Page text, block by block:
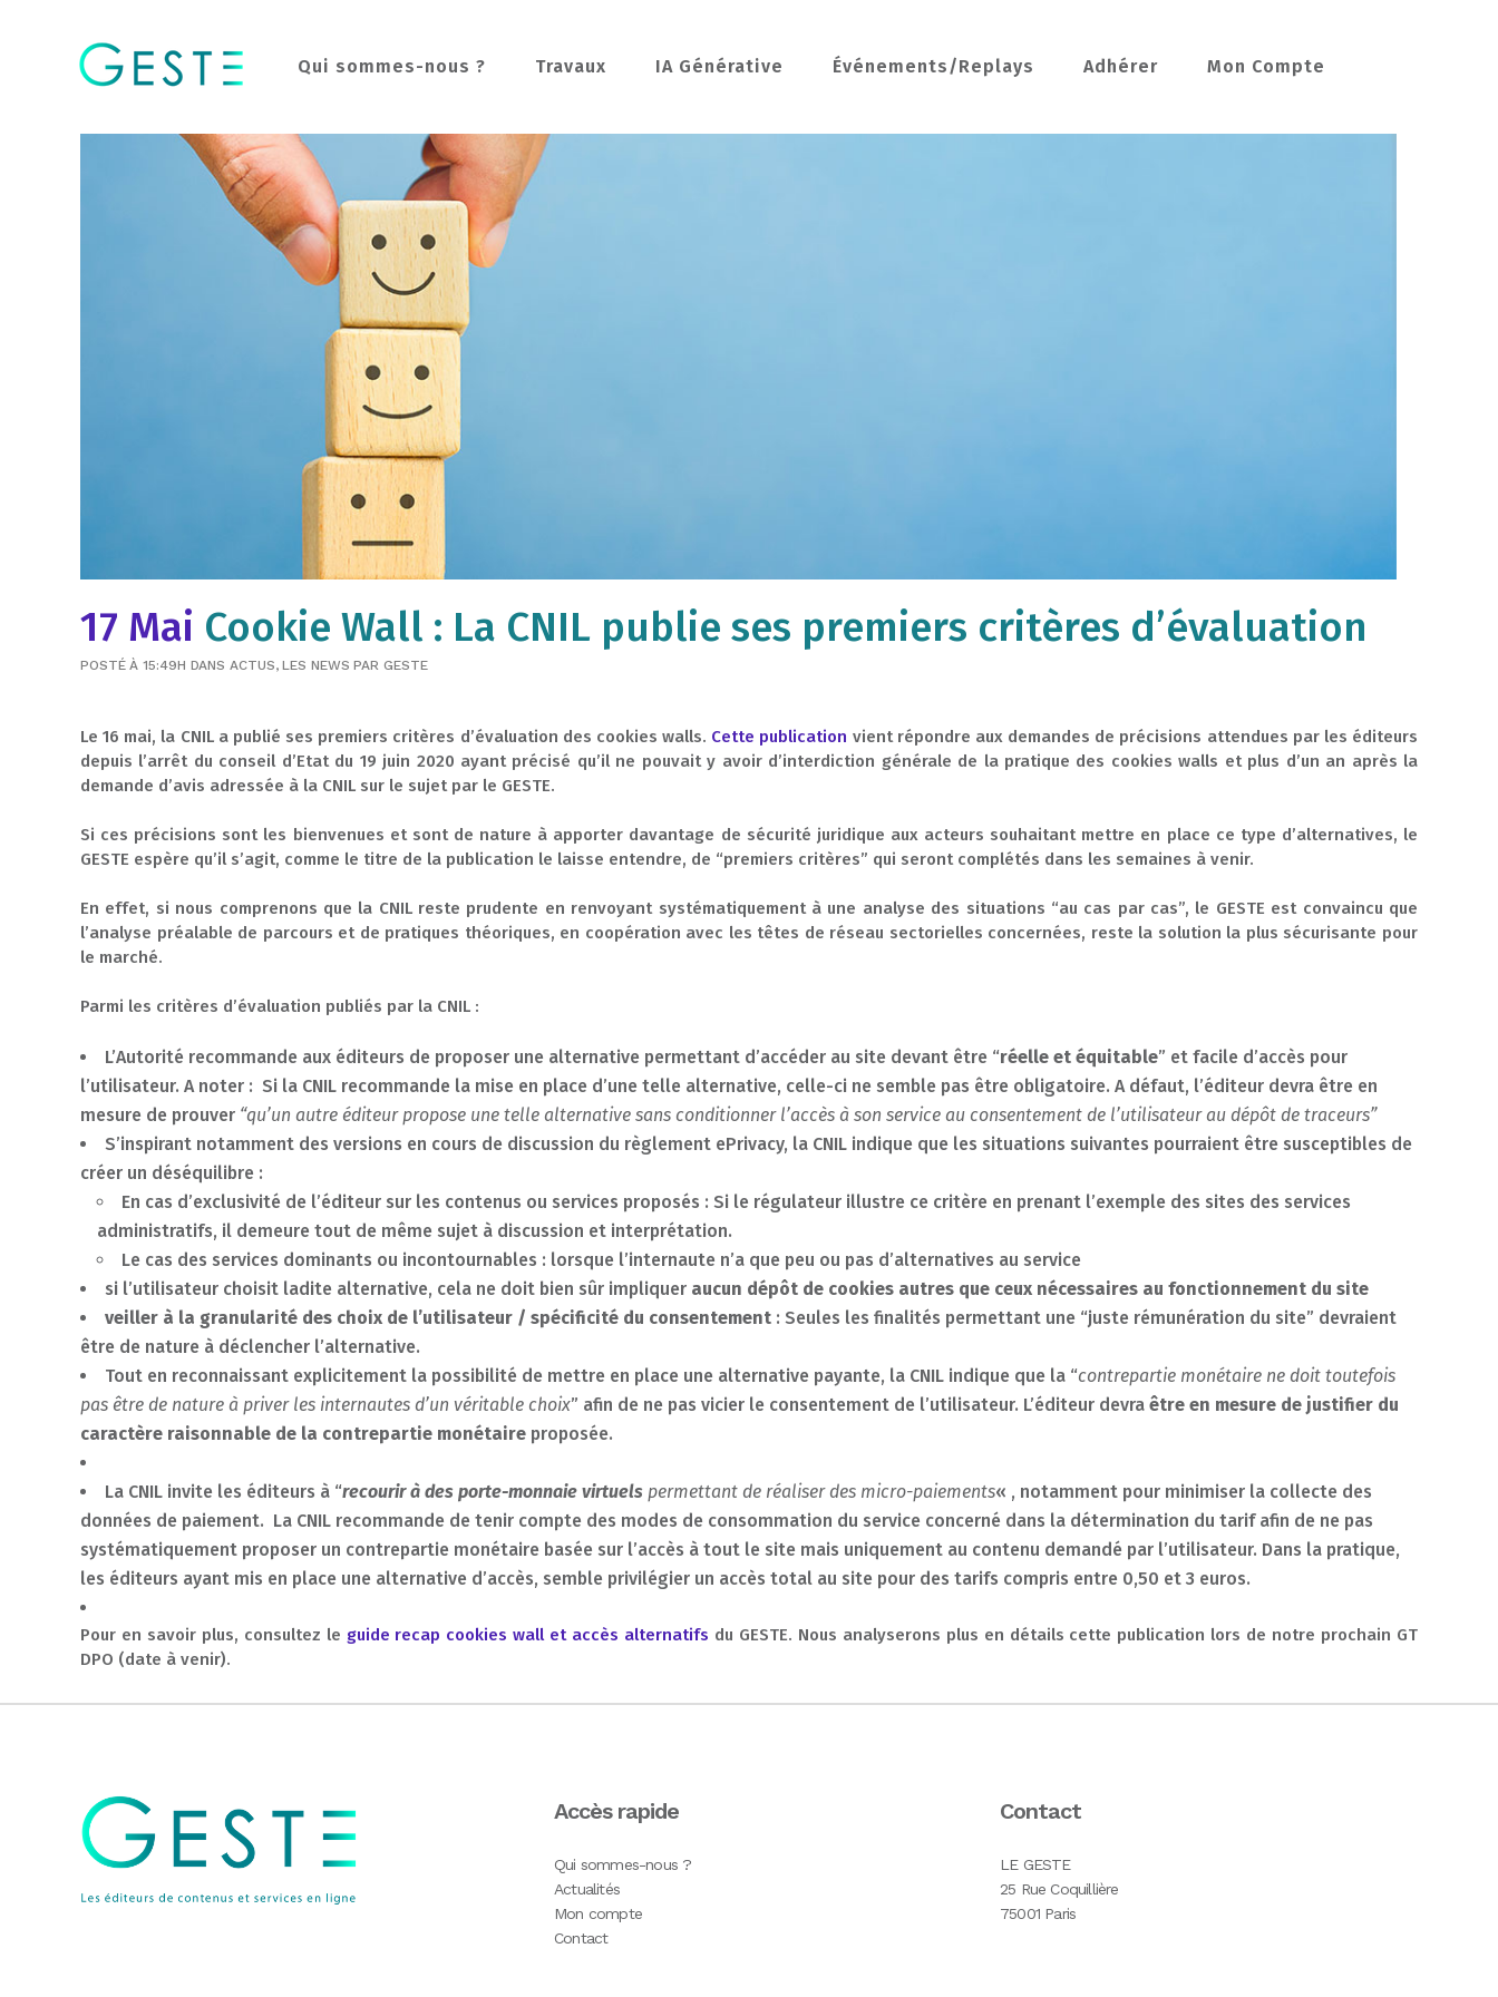
Qui sommes-nous ? Travaux IA Générative Événements/Replays Adhérer Mon Compte
17 Mai Cookie Wall : La CNIL publie ses premiers critères d’évaluation
POSTÉ À 15:49H DANSACTUS,LES NEWS PARGESTE
Le 16 mai, la CNIL a publié ses premiers critères d’évaluation des cookies walls. Cette publication vient répondre aux demandes de précisions attendues par les éditeurs
depuis l’arrêt du conseil d’Etat du 19 juin 2020 ayant précisé qu’il ne pouvait y avoir d’interdiction générale de la pratique des cookies walls et plus d’un an après la
demande d’avis adressée à la CNIL sur le sujet par le GESTE.
Si ces précisions sont les bienvenues et sont de nature à apporter davantage de sécurité juridique aux acteurs souhaitant mettre en place ce type d’alternatives, le
GESTE espère qu’il s’agit, comme le titre de la publication le laisse entendre, de “premiers critères” qui seront complétés dans les semaines à venir.
En effet, si nous comprenons que la CNIL reste prudente en renvoyant systématiquement à une analyse des situations “au cas par cas”, le GESTE est convaincu que
l’analyse préalable de parcours et de pratiques théoriques, en coopération avec les têtes de réseau sectorielles concernées, reste la solution la plus sécurisante pour
le marché.
Parmi les critères d’évaluation publiés par la CNIL :
L’Autorité recommande aux éditeurs de proposer une alternative permettant d’accéder au site devant être “réelle et équitable” et facile d’accès pour
l’utilisateur. A noter : Si la CNIL recommande la mise en place d’une telle alternative, celle-ci ne semble pas être obligatoire. A défaut, l’éditeur devra être en
mesure de prouver “qu’un autre éditeur propose une telle alternative sans conditionner l’accès à son service au consentement de l’utilisateur au dépôt de traceurs”
S’inspirant notamment des versions en cours de discussion du règlement ePrivacy, la CNIL indique que les situations suivantes pourraient être susceptibles de
créer un déséquilibre :
En cas d’exclusivité de l’éditeur sur les contenus ou services proposés : Si le régulateur illustre ce critère en prenant l’exemple des sites des services
administratifs, il demeure tout de même sujet à discussion et interprétation.
Le cas des services dominants ou incontournables : lorsque l’internaute n’a que peu ou pas d’alternatives au service
si l’utilisateur choisit ladite alternative, cela ne doit bien sûr impliquer aucun dépôt de cookies autres que ceux nécessaires au fonctionnement du site
veiller à la granularité des choix de l’utilisateur / spécificité du consentement : Seules les finalités permettant une “juste rémunération du site” devraient
être de nature à déclencher l’alternative.
Tout en reconnaissant explicitement la possibilité de mettre en place une alternative payante, la CNIL indique que la “contrepartie monétaire ne doit toutefois
pas être de nature à priver les internautes d’un véritable choix” afin de ne pas vicier le consentement de l’utilisateur. L’éditeur devra être en mesure de justifier du
caractère raisonnable de la contrepartie monétaire proposée.
La CNIL invite les éditeurs à “recourir à des porte-monnaie virtuels permettant de réaliser des micro-paiements« , notamment pour minimiser la collecte des
données de paiement. La CNIL recommande de tenir compte des modes de consommation du service concerné dans la détermination du tarif afin de ne pas
systématiquement proposer un contrepartie monétaire basée sur l’accès à tout le site mais uniquement au contenu demandé par l’utilisateur. Dans la pratique,
les éditeurs ayant mis en place une alternative d’accès, semble privilégier un accès total au site pour des tarifs compris entre 0,50 et 3 euros.
Pour en savoir plus, consultez le guide recap cookies wall et accès alternatifs du GESTE. Nous analyserons plus en détails cette publication lors de notre prochain GT
DPO (date à venir).
Accès rapide
Qui sommes-nous ?
Actualités
Mon compte
Contact
Contact
LE GESTE
25 Rue Coquillière
75001 Paris